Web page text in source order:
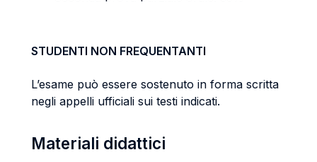
STUDENTI NON FREQUENTANTI
L’esame può essere sostenuto in forma scritta
negli appelli ufficiali sui testi indicati.
Materiali didattici